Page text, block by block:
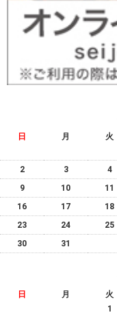
日 月 火
2
3 4
9
10 11
16
17 18
23
24 25
30
31
日 月 火
1